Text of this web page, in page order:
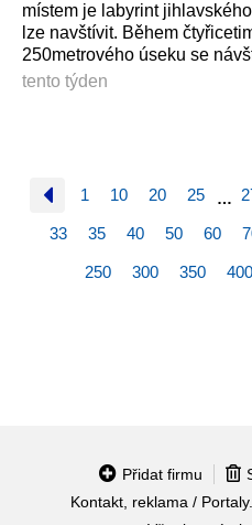
místem je labyrint
lze navštívit. Během
250metrového úseku se
tento týden
1 10 20 25 …
33 35 40 50 60
250 300 350 400
Přidat firmu
Kontakt, reklama /